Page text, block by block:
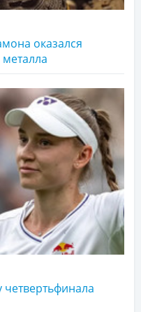
оказался